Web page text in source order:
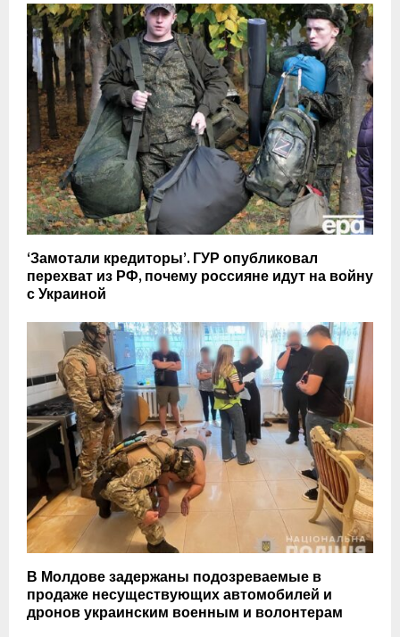
‘Замотали кредиторы’. ГУР опубликовал
перехват из РФ, почему россияне идут на войну
с Украиной
В Молдове задержаны подозреваемые в
продаже несуществующих автомобилей и
дронов украинским военным и волонтерам